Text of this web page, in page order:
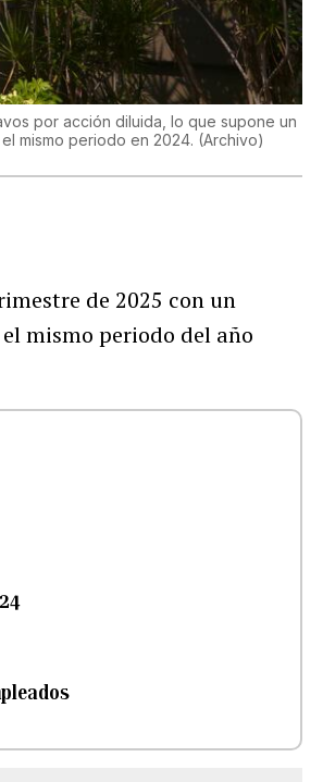
por acción diluida, lo que supone un
mismo periodo en 2024. (Archivo)
de 2025 con un
mismo periodo del año